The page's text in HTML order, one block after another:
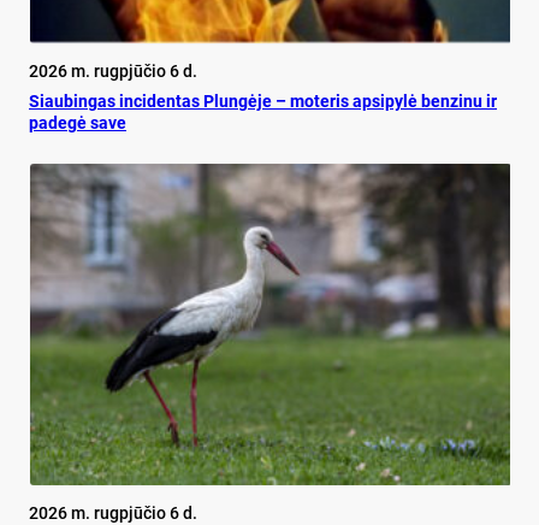
2026 m. rugpjūčio 6 d.
Siau­bin­gas in­ci­den­tas Plun­gė­je – mo­te­ris ap­si­py­lė ben­zi­nu ir
pa­de­gė sa­ve
2026 m. rugpjūčio 6 d.